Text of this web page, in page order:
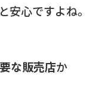
安心ですよね。
な販売店か